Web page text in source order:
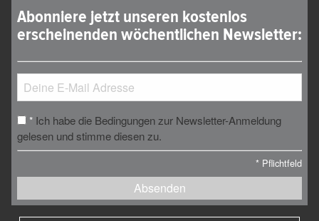
Abonniere jetzt unseren kostenlos
erscheinenden wöchentlichen Newsletter:
* Ich habe die Bedingungen zur Newsletter-Anmeldung
gelesen und stimme diesen zu.
* Pflichtfeld
Absenden